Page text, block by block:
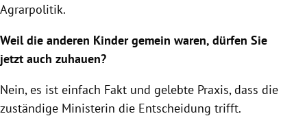
Agrarpolitik.
Weil die anderen Kinder gemein waren, dürfen Sie
jetzt auch zuhauen?
Nein, es ist einfach Fakt und gelebte Praxis, dass die
zuständige Ministerin die Entscheidung trifft.